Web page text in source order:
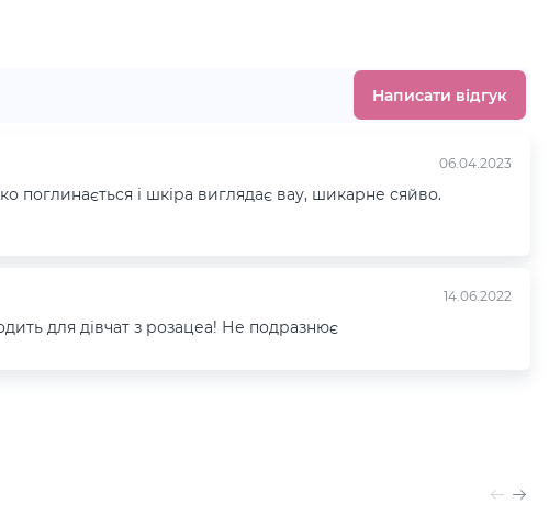
Написати відгук
06.04.2023
поглинається і шкіра виглядає вау, шикарне сяйво.
14.06.2022
для дівчат з розацеа! Не подразнює